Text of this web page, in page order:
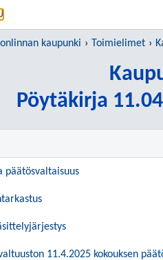
kaupunki Toimielimet
Pöytäkirja
päätösvaltaisuus
11.4.2025 kokouksen